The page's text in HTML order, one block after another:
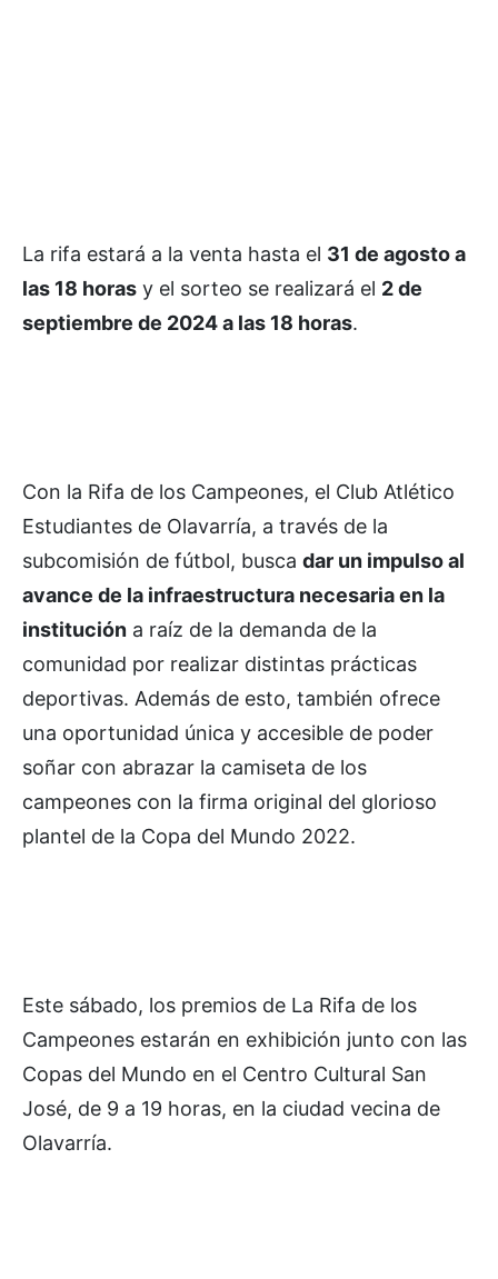
La rifa estará a la venta hasta el 31 de agosto a
las 18 horas y el sorteo se realizará el 2 de
septiembre de 2024 a las 18 horas.
Con la Rifa de los Campeones, el Club Atlético
Estudiantes de Olavarría, a través de la
subcomisión de fútbol, busca dar un impulso al
avance de la infraestructura necesaria en la
institución a raíz de la demanda de la
comunidad por realizar distintas prácticas
deportivas. Además de esto, también ofrece
una oportunidad única y accesible de poder
soñar con abrazar la camiseta de los
campeones con la firma original del glorioso
plantel de la Copa del Mundo 2022.
Este sábado, los premios de La Rifa de los
Campeones estarán en exhibición junto con las
Copas del Mundo en el Centro Cultural San
José, de 9 a 19 horas, en la ciudad vecina de
Olavarría.